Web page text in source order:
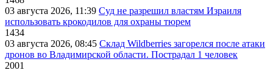
03 августа 2026, 11:39 Суд не разрешил властям Израиля
использовать крокодилов для охраны тюрем
1434
03 августа 2026, 08:45 Склад Wildberries загорелся после атаки
дронов во Владимирской области. Пострадал 1 человек
2001